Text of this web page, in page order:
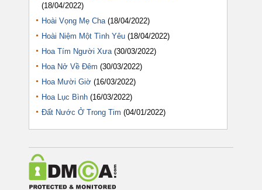
(18/04/2022)
Hoài Vọng Mẹ Cha (18/04/2022)
Hoài Niệm Một Tình Yêu (18/04/2022)
Hoa Tím Người Xưa (30/03/2022)
Hoa Nở Về Đêm (30/03/2022)
Hoa Mười Giờ (16/03/2022)
Hoa Lục Bình (16/03/2022)
Đất Nước Ở Trong Tim (04/01/2022)